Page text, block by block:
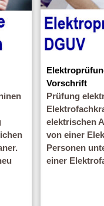
Vorschrift
Prüfung
elektrischen
von einer
Personen
einer